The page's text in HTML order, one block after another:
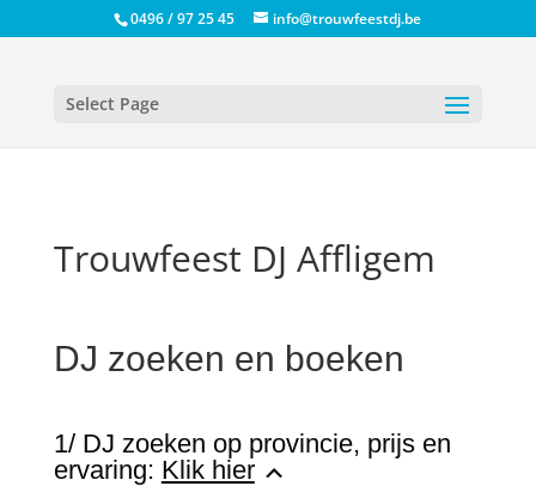
0496 / 97 25 45 info@trouwfeestdj.be
Select Page
Trouwfeest DJ Affligem
DJ zoeken en boeken
1/ DJ zoeken op provincie, prijs en
ervaring: Klik hier